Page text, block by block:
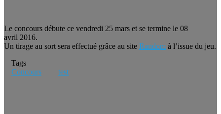
Le concours débute ce vendredi 25 mars et se termine le 08
avril 2016.
Un tirage au sort sera effectué grâce au site Random à l’issue du jeu.
Tags
Concours
test